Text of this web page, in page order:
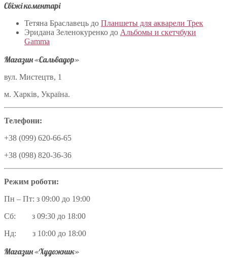
Свіжі коментарі
Тетяна Браславець до Планшеты для акварели Трек
Эридана Зеленокуренко до Альбомы и скетчбуки
Gamma
Магазин «Сальвадор»
вул. Мистецтв, 1
м. Харків, Україна.
Телефони:
+38 (099) 620-66-65
+38 (098) 820-36-36
Режим роботи:
Пн – Пт: з 09:00 до 19:00
Сб: з 09:30 до 18:00
Нд: з 10:00 до 18:00
Магазин «Художник»